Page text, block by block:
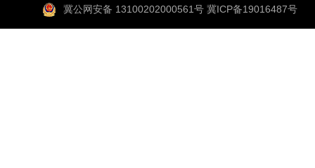
冀公网安备 13100202000561号 冀ICP备19016487号